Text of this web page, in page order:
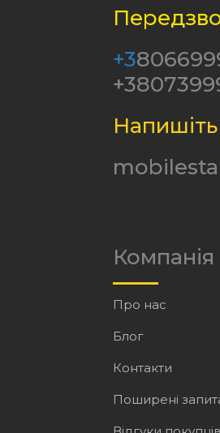
+3
Компанія
Про нас
Блог
Контакти
Поширені